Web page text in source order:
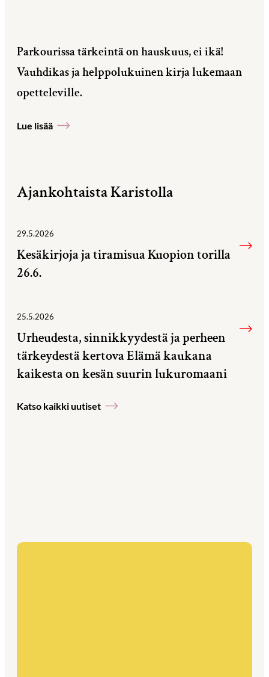
Parkourissa tärkeintä on hauskuus, ei ikä!
Vauhdikas ja helppolukuinen kirja lukemaan
opetteleville.
Lue lisää
Ajankohtaista Karistolla
29.5.2026
Kesäkirjoja ja tiramisua Kuopion torilla
26.6.
25.5.2026
Urheudesta, sinnikkyydestä ja perheen
tärkeydestä kertova Elämä kaukana
kaikesta on kesän suurin lukuromaani
Katso kaikki uutiset